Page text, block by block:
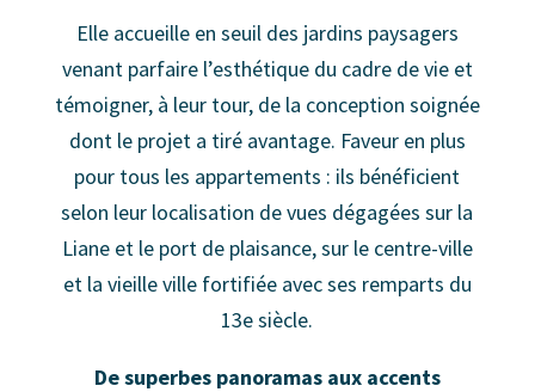
Elle accueille en seuil des jardins paysagers
venant parfaire l’esthétique du cadre de vie et
témoigner, à leur tour, de la conception soignée
dont le projet a tiré avantage. Faveur en plus
pour tous les appartements : ils bénéficient
selon leur localisation de vues dégagées sur la
Liane et le port de plaisance, sur le centre-ville
et la vieille ville fortifiée avec ses remparts du
13e siècle.
De superbes panoramas aux accents